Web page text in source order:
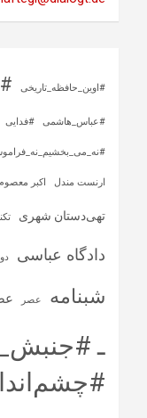
#اوین_حافظه_تاریخی
#عباس_هاشمی #فدایی
ارنست مندل اکبر
تهی‌دستان شهری
دادگاه عباسی
شبنامه عصر
ـ